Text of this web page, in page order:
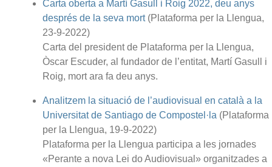
Carta oberta a Martí Gasull i Roig 2022, deu anys
després de la seva mort(Plataforma per la Llengua,
23-9-2022)
Carta del president de Plataforma per la Llengua,
Òscar Escuder, al fundador de l’entitat, Martí Gasull i
Roig, mort ara fa deu anys.
Analitzem la situació de l’audiovisual en català a la
Universitat de Santiago de Compostel·la (Plataforma
per la Llengua, 19-9-2022)
Plataforma per la Llengua participa a les jornades
«Perante a nova Lei do Audiovisual» organitzades a